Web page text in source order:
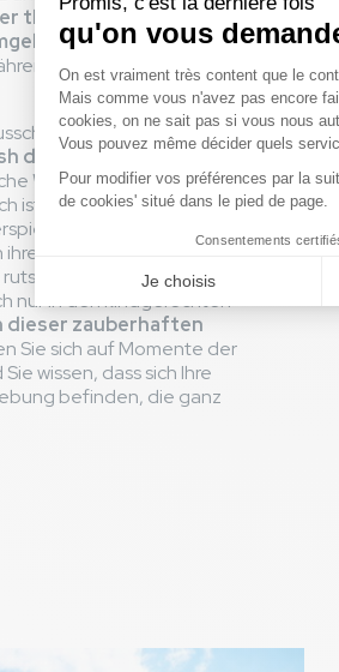
thematische
, in der jedes Kind
es die Schätze des
Kindern
die Hauptattraktion
Wasserbereich, der nur
ist, bietet eine Vielzahl
sodass sich
Eltern in aller Sicherheit
in den
nur in den kindgerechten
dieser zauberhaften
Sie sich auf Momente der
wissen, dass sich Ihre
befinden, die ganz